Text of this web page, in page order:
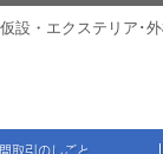
設・エクステリア･
取引のしごと